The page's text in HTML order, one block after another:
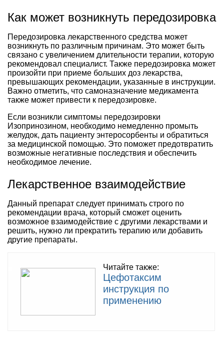
Как может возникнуть передозировка
Передозировка лекарственного средства может
возникнуть по различным причинам. Это может быть
связано с увеличением длительности терапии, которую
рекомендовал специалист. Также передозировка может
произойти при приеме больших доз лекарства,
превышающих рекомендации, указанные в инструкции.
Важно отметить, что самоназначение медикамента
также может привести к передозировке.
Если возникли симптомы передозировки
Изопринозином, необходимо немедленно промыть
желудок, дать пациенту энтеросорбенты и обратиться
за медицинской помощью. Это поможет предотвратить
возможные негативные последствия и обеспечить
необходимое лечение.
Лекарственное взаимодействие
Данный препарат следует принимать строго по
рекомендации врача, который сможет оценить
возможное взаимодействие с другими лекарствами и
решить, нужно ли прекратить терапию или добавить
другие препараты.
Читайте также:
Цефотаксим
инструкция по
применению